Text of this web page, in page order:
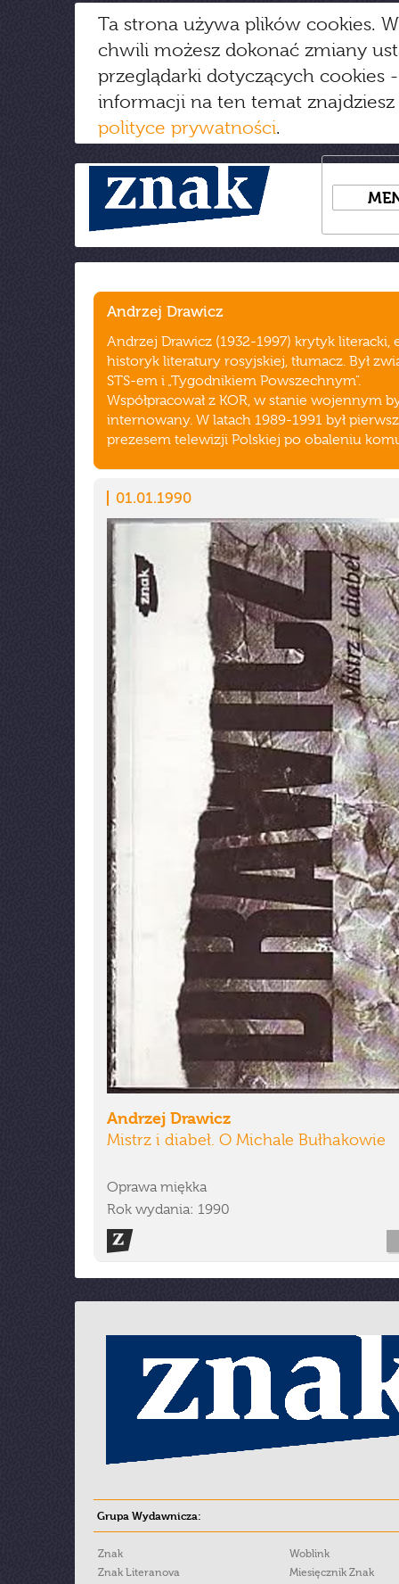
Ta strona używa plików cookies.
chwili możesz dokonać zmiany
przeglądarki dotyczących cookies
informacji na ten temat
polityce prywatności.
Andrzej Drawicz
Andrzej Drawicz (1932-1997) krytyk literacki,
historyk literatury rosyjskiej, tłumacz. Był
STS-em i „Tygodnikiem Powszechnym”.
Współpracował z KOR, w stanie wojennym
internowany. W latach 1989-1991 był
prezesem telewizji Polskiej po obaleniu
01.01.1990
Andrzej Drawicz
Mistrz i diabeł. O Michale Bułhakowie
Oprawa miękka
Rok wydania: 1990
Grupa Wydawnicza:
Znak
Znak Literanova
Woblink
Miesięcznik Znak